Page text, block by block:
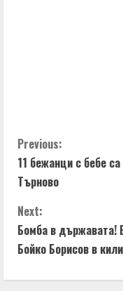
C
o
n
t
Previous:
11 бежанци с бебе
Търново
Next:
Бомба в държавата!
Бойко Борисов в